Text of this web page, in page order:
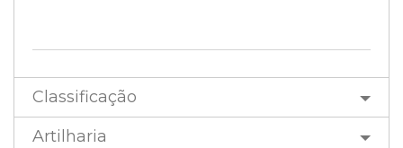
Classificação
Artilharia